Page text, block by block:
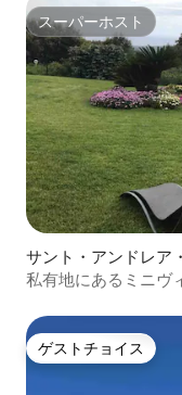
スーパーホスト
スーパーホスト
サント・アンドレア
私有地にあるミニヴ
ゲストチョイス
ゲストチョイス